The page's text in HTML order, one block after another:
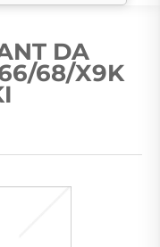
DA
68/X9K